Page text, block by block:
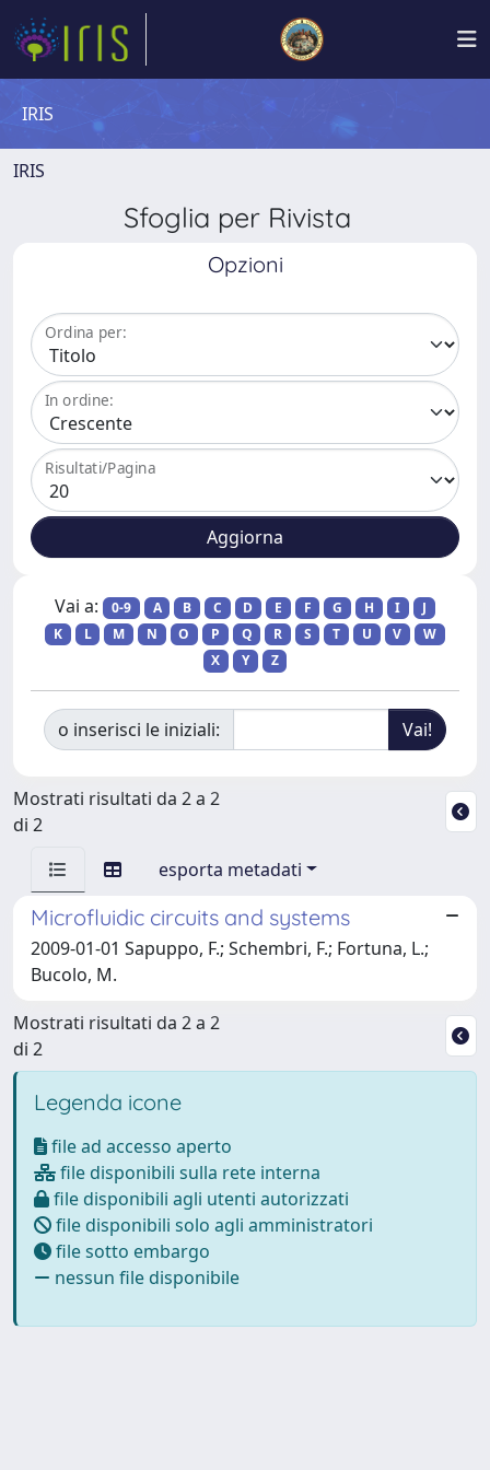
IRIS
IRIS
Sfoglia per Rivista
Opzioni
Ordina per:
In ordine:
Risultati/Pagina
Vai a: 0-9 A B C D E F G H I
J
K
L M N O P Q R S T U V
W
X
Y Z
o inserisci le iniziali:
Mostrati risultati da 2 a 2
di 2
esporta metadati
Microfluidic circuits and systems
2009-01-01 Sapuppo, F.; Schembri, F.; Fortuna, L.;
Bucolo, M.
Mostrati risultati da 2 a 2
di 2
Legenda icone
file ad accesso aperto
file disponibili sulla rete interna
file disponibili agli utenti autorizzati
file disponibili solo agli amministratori
file sotto embargo
nessun file disponibile